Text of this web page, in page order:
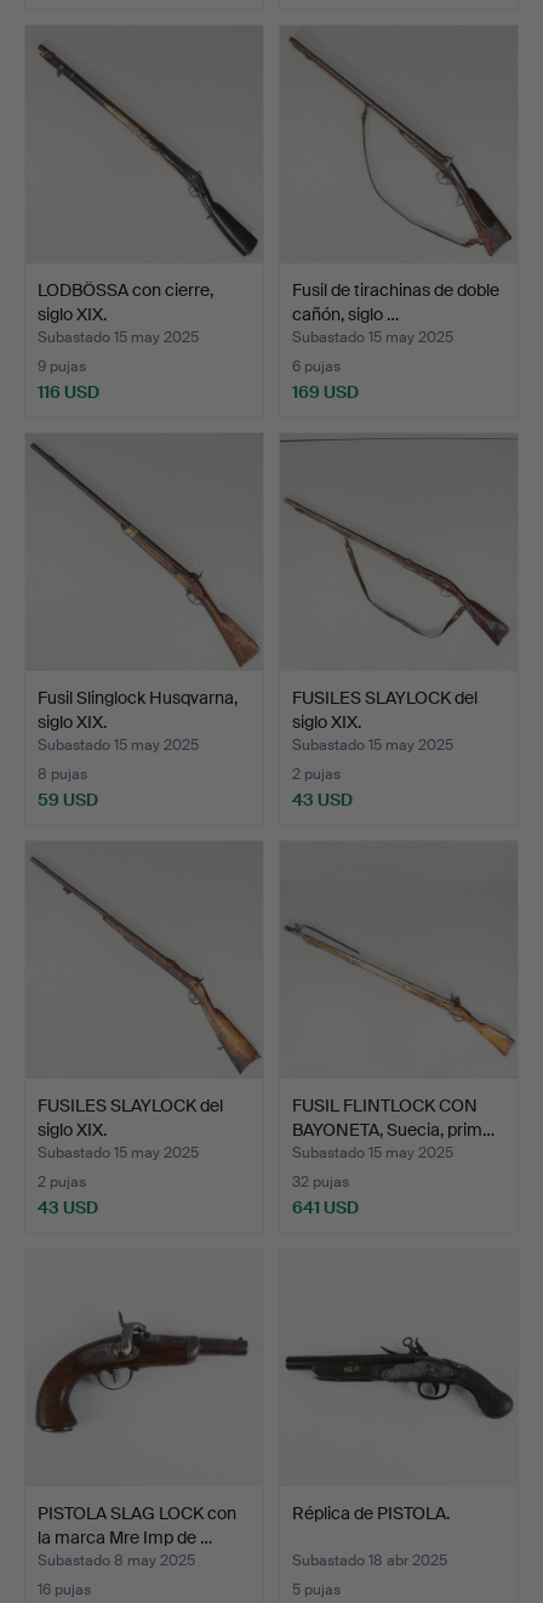
LODBÖSSA con cierre,
siglo XIX.
Subastado 15 may 2025
9 pujas
116 USD
Fusil de tirachinas de doble
cañón, siglo …
Subastado 15 may 2025
6 pujas
169 USD
Fusil Slinglock Husqvarna,
siglo XIX.
Subastado 15 may 2025
8 pujas
59 USD
FUSILES SLAYLOCK del
siglo XIX.
Subastado 15 may 2025
2 pujas
43 USD
FUSILES SLAYLOCK del
siglo XIX.
Subastado 15 may 2025
2 pujas
43 USD
FUSIL FLINTLOCK CON
BAYONETA, Suecia, prim…
Subastado 15 may 2025
32 pujas
641 USD
PISTOLA SLAG LOCK con
la marca Mre Imp de …
Subastado 8 may 2025
16 pujas
Réplica de PISTOLA.
Subastado 18 abr 2025
5 pujas